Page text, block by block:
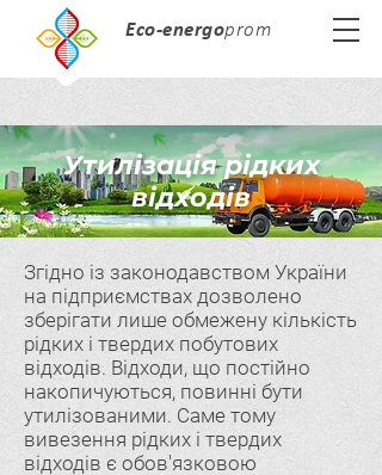
Eco-energoprom
Утилізація рідких
відходів
Згідно із законодавством України
на підприємствах дозволено
зберігати лише обмежену кількість
рідких і твердих побутових
відходів. Відходи, що постійно
накопичуються, повинні бути
утилізованими. Саме тому
вивезення рідких і твердих
відходів є обов'язковою